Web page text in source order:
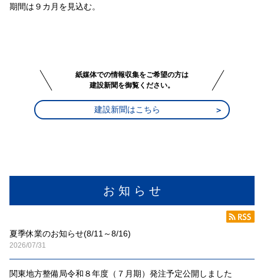
お 知 ら せ
夏季休業のお知らせ(8/11～8/16)
2026/07/31
関東地方整備局令和８年度（７月期）発注予定公開しました
期間は９カ月を見込む。
紙媒体での情報収集をご希望の方は
建設新聞を御覧ください。
建設新聞はこちら